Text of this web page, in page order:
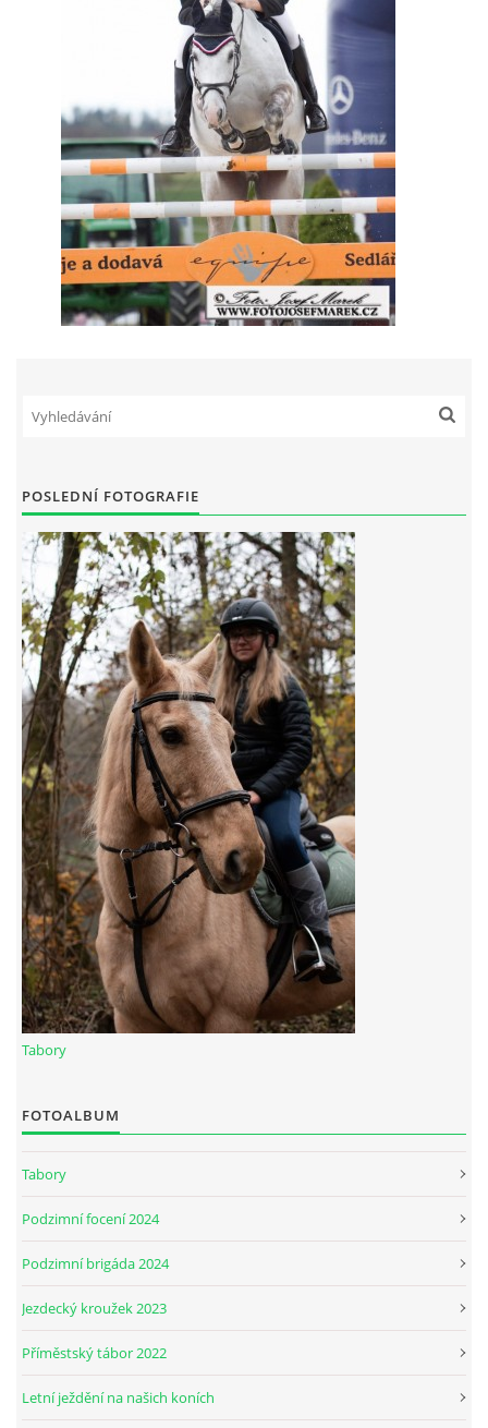
PÁTEČNÍ KROUŽEK " ŠKOLA JEZDECTVÍ " BUDE ZAHÁJEN
PODZIMNÍ BRIGÁDA 9.11.2024
ČLENOVÉ JK CABALLERO Z RYCHVALDU
VELKÝ PÁTEK-18.4 KROUŽEK BUDE NORMÁLNĚ PROBÍHAT
PODZIMNÍ BRIGÁDA 4.10.2025
POSLEDNÍ FOTOGRAFIE
Tabory
FOTOALBUM
Tabory
Podzimní focení 2024
Podzimní brigáda 2024
Jezdecký kroužek 2023
Příměstský tábor 2022
Letní ježdění na našich koních